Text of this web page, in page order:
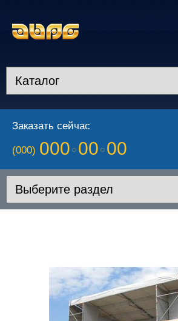
Заказать сейчас
(000) 000 00 00